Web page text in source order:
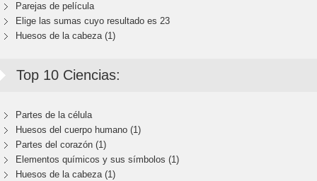
Parejas de película
Elige las sumas cuyo resultado es 23
Huesos de la cabeza (1)
Top 10 Ciencias:
Partes de la célula
Huesos del cuerpo humano (1)
Partes del corazón (1)
Elementos químicos y sus símbolos (1)
Huesos de la cabeza (1)